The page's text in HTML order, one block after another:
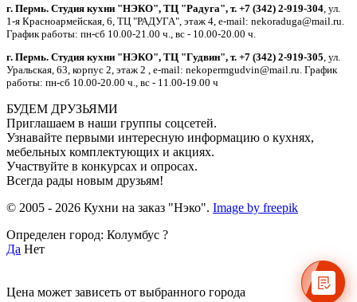
г. Пермь. Студия кухни "НЭКО", ТЦ "Радуга", т. +7 (342) 2-919-304, ул.
1-я Красноармейская, 6, ТЦ "РАДУГА", этаж 4, e-mail: nekoraduga@mail.ru.
График работы: пн-cб 10.00-21.00 ч., вс - 10.00-20.00 ч.
г. Пермь. Студия кухни "НЭКО", ТЦ "Гудвин", т. +7 (342) 2-919-305, ул.
Уральская, 63, корпус 2, этаж 2 , e-mail: nekopermgudvin@mail.ru. График
работы: пн-cб 10.00-20.00 ч., вс - 11.00-19.00 ч
БУДЕМ ДРУЗЬЯМИ
Приглашаем в наши группы соцсетей.
Узнавайте первыми интересную информацию о кухнях,
мебельных комплектующих и акциях.
Участвуйте в конкурсах и опросах.
Всегда рады новым друзьям!
© 2005 - 2026 Кухни на заказ "Нэко". Image by freepik
Определен город: Колумбус ?
Да Нет
Цена может зависеть от выбранного города